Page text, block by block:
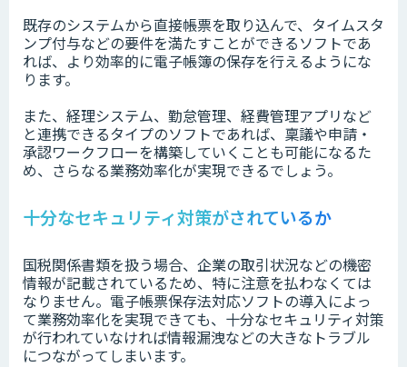
既存のシステムから直接帳票を取り込んで、タイムスタ
ンプ付与などの要件を満たすことができるソフトであ
れば、より効率的に電子帳簿の保存を行えるようにな
ります。
また、経理システム、勤怠管理、経費管理アプリなど
と連携できるタイプのソフトであれば、稟議や申請・
承認ワークフローを構築していくことも可能になるた
め、さらなる業務効率化が実現できるでしょう。
十分なセキュリティ対策がされているか
国税関係書類を扱う場合、企業の取引状況などの機密
情報が記載されているため、特に注意を払わなくては
なりません。電子帳票保存法対応ソフトの導入によっ
て業務効率化を実現できても、十分なセキュリティ対策
が行われていなければ情報漏洩などの大きなトラブル
につながってしまいます。